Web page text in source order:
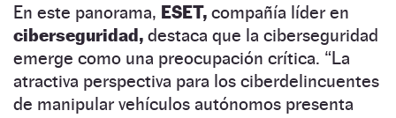
En este panorama, ESET, compañía líder en
ciberseguridad, destaca que la ciberseguridad
emerge como una preocupación crítica. “La
atractiva perspectiva para los ciberdelincuentes
de manipular vehículos autónomos presenta